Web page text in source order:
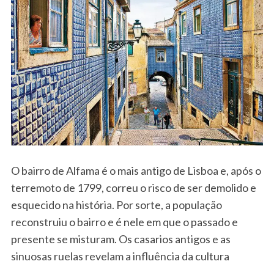
O bairro de Alfama é o mais antigo de Lisboa e, após o
terremoto de 1799, correu o risco de ser demolido e
esquecido na história. Por sorte, a população
reconstruiu o bairro e é nele em que o passado e
presente se misturam. Os casarios antigos e as
sinuosas ruelas revelam a influência da cultura